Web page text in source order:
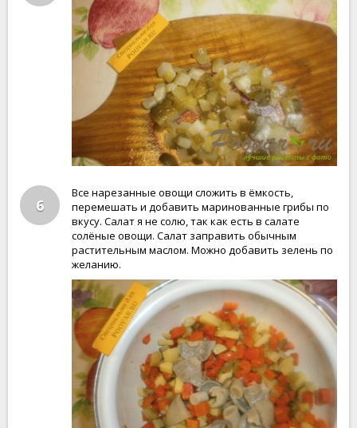
6
Все нарезанные овощи сложить в ёмкость,
перемешать и добавить маринованные грибы по
вкусу. Салат я не солю, так как есть в салате
солёные овощи. Салат заправить обычным
растительным маслом. Можно добавить зелень по
желанию.